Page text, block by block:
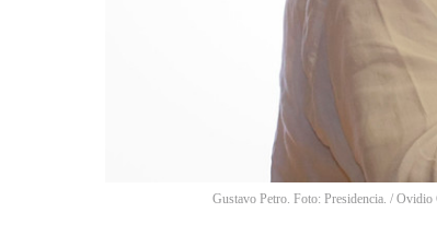
Gustavo Petro. Foto: Presidencia. / Ovidio